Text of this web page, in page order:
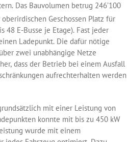
Das Bauvolumen betrug 246’100
Geschossen Platz für
48 E-Busse je Etage). Fast jeder
Ladepunkt. Die dafür nötige
zwei unabhängige Netze
dass der Betrieb bei einem Ausfall
aufrechterhalten werden
mit einer Leistung von
konnte mit bis zu 450 kW
wurde mit einem